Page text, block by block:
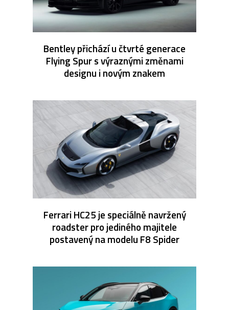
Bentley přichází u čtvrté generace
Flying Spur s výraznými změnami
designu i novým znakem
Ferrari HC25 je speciálně navržený
roadster pro jediného majitele
postavený na modelu F8 Spider